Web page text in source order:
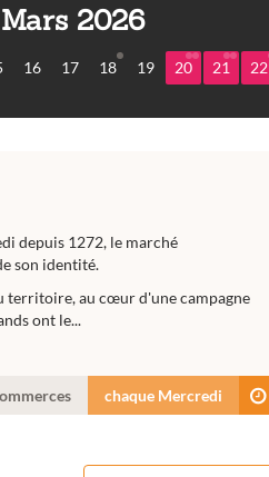
Mars 2026
16 17 18 19 20 21 22
depuis 1272, le marché
son identité.
territoire, au cœur d'une campagne
ont le...
chaque Mercredi